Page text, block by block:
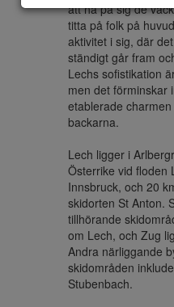
att ha på sig de
titta på folk på
aktivitet i sig, där
ständigt går fram
Lechs sofistikation
men det förminskar
etablerade
backarna.
Lech ligger i
Österrike vid floden
Innsbruck, och 20
skidorten St Anton.
tillhörande
om Lech, och Zug
Andra närliggande
skidområden
Stubenbach.